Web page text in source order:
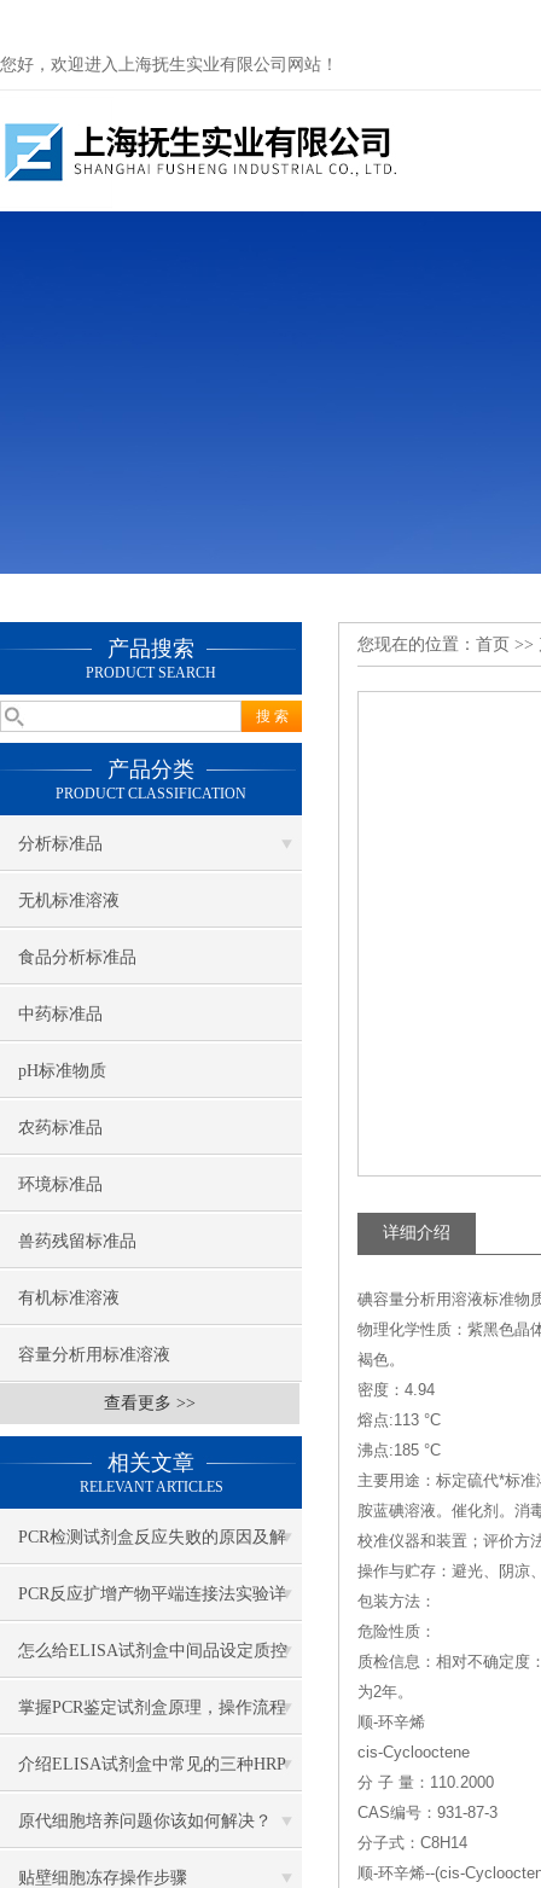
您好，欢迎进入上海抚生实业有限公司网站！
产品搜索
PRODUCT SEARCH
产品分类
PRODUCT CLASSIFICATION
分析标准品
无机标准溶液
食品分析标准品
中药标准品
pH标准物质
农药标准品
环境标准品
兽药残留标准品
有机标准溶液
容量分析用标准溶液
查看更多 >>
相关文章
RELEVANT ARTICLES
PCR检测试剂盒​反应失败的原因及解
决方法
PCR反应扩增产物平端连接法实验详
述
怎么给ELISA试剂盒中间品设定质控
指标和合格标准？
掌握PCR鉴定试剂盒原理，操作流程
更顺畅
介绍ELISA试剂盒中常见的三种HRP
底物
原代细胞培养问题你该如何解决？
贴壁细胞冻存操作步骤
您现在的位置： 首页 >>
详细介绍
碘容量分析用溶液标准物
物理化学性质：紫黑色晶
褐色。
密度：4.94
熔点:113 °C
沸点:185 °C
主要用途：标定硫代*标
胺蓝碘溶液。催化剂。消
校准仪器和装置；评价方
操作与贮存：避光、阴凉
包装方法：
危险性质：
质检信息：相对不确定度
为2年。
顺-环辛烯
cis-Cyclooctene
分 子 量：110.2000
CAS编号：931-87-3
分子式：C8H14
顺-环辛烯--(cis-